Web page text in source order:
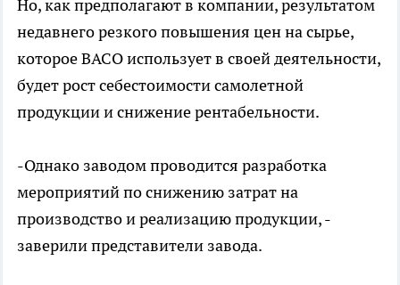
Но, как предполагают в компании, результатом
недавнего резкого повышения цен на сырье,
которое ВАСО использует в своей деятельности,
будет рост себестоимости самолетной
продукции и снижение рентабельности.
-Однако заводом проводится разработка
мероприятий по снижению затрат на
производство и реализацию продукции, -
заверили представители завода.